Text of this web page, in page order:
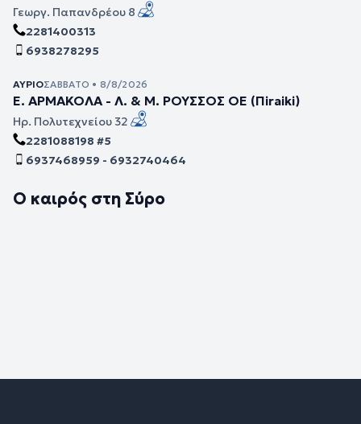
Γεωργ. Παπανδρέου 8
2281400313
6938278295
ΑΎΡΙΟΣΆΒΒΑΤΟ • 8/8/2026
Ε. ΑΡΜΑΚΟΛΑ - Λ. & Μ. ΡΟΥΣΣΟΣ ΟΕ (Πiraiki)
Ηρ. Πολυτεχνείου 32
2281088198 #5
6937468959 - 6932740464
Ο καιρός στη Σύρο